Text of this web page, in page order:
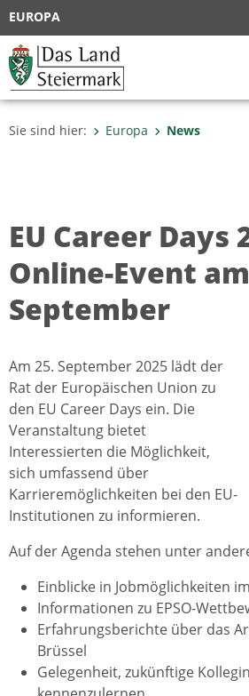
EUROPA
Sie sind hier: Europa News
EU Career Days
Online-Event
September
Am 25. September 2025 lädt der
Rat der Europäischen Union zu
den EU Career Days ein. Die
Veranstaltung bietet
Interessierten die Möglichkeit,
sich umfassend über
Karrieremöglichkeiten bei den EU-
Institutionen zu informieren.
Auf der Agenda stehen unter
Einblicke in Jobmöglichkeiten
Informationen zu EPSO-
Erfahrungsberichte über das
Brüssel
Gelegenheit, zukünftige